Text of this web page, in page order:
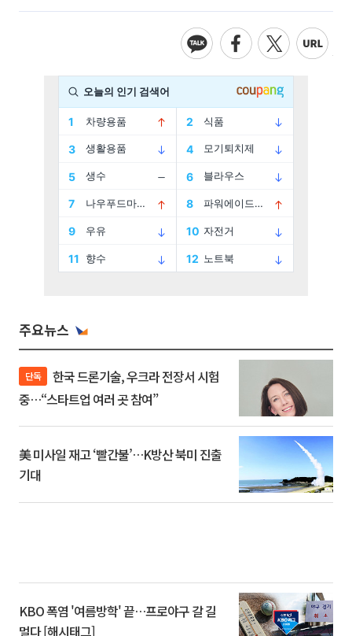
주요뉴스
단독
중…“스타트업 여러 곳 참여”
美 미사일 재고 ‘빨간불’…K방산 북미 진출
기대
KBO 폭염 '여름방학' 끝…프로야구 갈 길
멀다 [해시태그]